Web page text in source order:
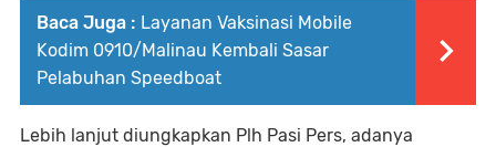
Baca Juga : Layanan Vaksinasi Mobile
Kodim 0910/Malinau Kembali Sasar
Pelabuhan Speedboat
Lebih lanjut diungkapkan Plh Pasi Pers, adanya